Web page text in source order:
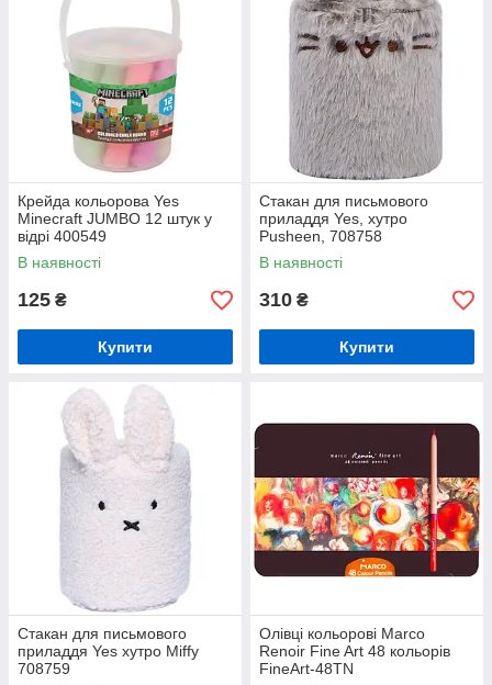
Крейда кольорова Yes
Minecraft JUMBO 12 штук у
відрі 400549
В наявності
125 ₴
Купити
Стакан для письмового
приладдя Yes, хутро
Pusheen, 708758
В наявності
310 ₴
Купити
Стакан для письмового
приладдя Yes хутро Miffy
708759
Олівці кольорові Marco
Renoir Fine Art 48 кольорів
FineArt-48TN